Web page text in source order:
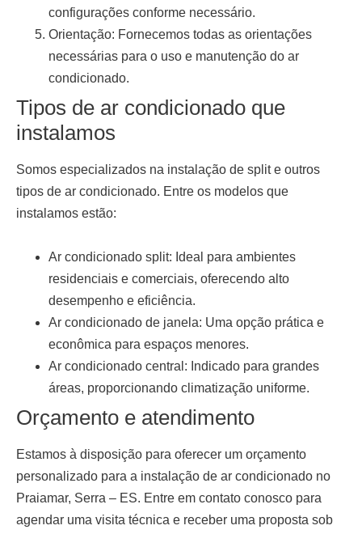
configurações conforme necessário.
Orientação: Fornecemos todas as orientações
necessárias para o uso e manutenção do ar
condicionado.
Tipos de ar condicionado que
instalamos
Somos especializados na instalação de splite outros
tipos de ar condicionado. Entre os modelos que
instalamos estão:
Ar condicionado split: Ideal para ambientes
residenciais e comerciais, oferecendo alto
desempenho e eficiência.
Ar condicionado de janela: Uma opção prática e
econômica para espaços menores.
Ar condicionado central: Indicado para grandes
áreas, proporcionando climatização uniforme.
Orçamento e atendimento
Estamos à disposição para oferecer um orçamento
personalizado para a instalação de ar condicionado no
Praiamar, Serra – ES. Entre em contato conosco para
agendar uma visita técnica e receber uma proposta sob